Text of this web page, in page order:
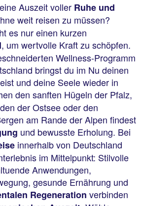
Auszeit voller Ruhe und
weit reisen zu müssen?
es nur einen kurzen
, um wertvolle Kraft zu schöpfen.
Wellness-Programm
bringst du im Nu deinen
und deine Seele wieder in
den sanften Hügeln der Pfalz,
der Ostsee oder den
am Rande der Alpen findest
und bewusste Erholung. Bei
innerhalb von Deutschland
im Mittelpunkt: Stilvolle
Anwendungen,
gesunde Ernährung und
Regeneration verbinden